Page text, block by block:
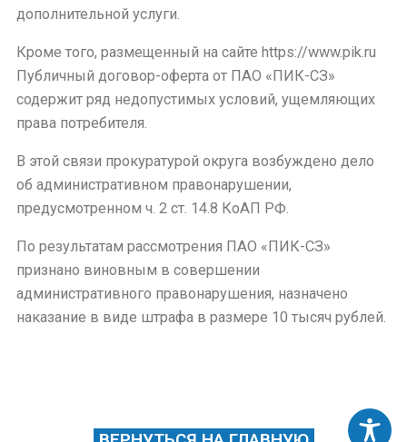
дополнительной услуги.
Кроме того, размещенный на сайте https://www.pik.ru
Публичный договор-оферта от ПАО «ПИК-СЗ»
содержит ряд недопустимых условий, ущемляющих
права потребителя.
В этой связи прокуратурой округа возбуждено дело
об административном правонарушении,
предусмотренном ч. 2 ст. 14.8 КоАП РФ.
По результатам рассмотрения ПАО «ПИК-СЗ»
признано виновным в совершении
административного правонарушения, назначено
наказание в виде штрафа в размере 10 тысяч рублей.